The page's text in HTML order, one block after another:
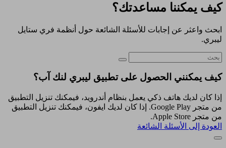
كيف يمكننا مساعدتك؟
ابحث واعثر عن إجابات للأسئلة الشائعة حول أنظمة فري ستايل
ليبري.
كيف يمكنني الحصول على تطبيق ليبري لنك آب؟
إذا كان لديك هاتف ذكي يعمل بنظام أندرويد، فيمكنك تنزيل التطبيق
من متجر Google Play. إذا كان لديك ايفون، فيمكنك تنزيل التطبيق
من متجر Apple Store.
العودة إلى الأسئلة الشائعة